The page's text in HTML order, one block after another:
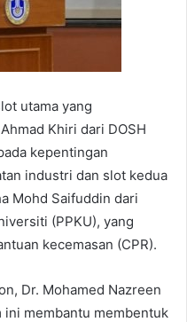
utama yang
Khiri dari DOSH
kepentingan
industri dan slot kedua
Mohd Saifuddin dari
(PPKU), yang
kecemasan (CPR).
Dr. Mohamed Nazreen
ini membantu membentuk